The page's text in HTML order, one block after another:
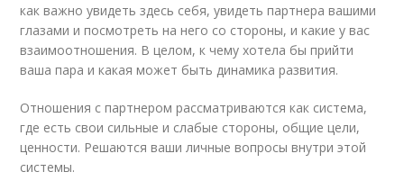
как важно увидеть здесь себя, увидеть партнера вашими
глазами и посмотреть на него со стороны, и какие у вас
взаимоотношения. В целом, к чему хотела бы прийти
ваша пара и какая может быть динамика развития.
Отношения с партнером рассматриваются как система,
где есть свои сильные и слабые стороны, общие цели,
ценности. Решаются ваши личные вопросы внутри этой
системы.